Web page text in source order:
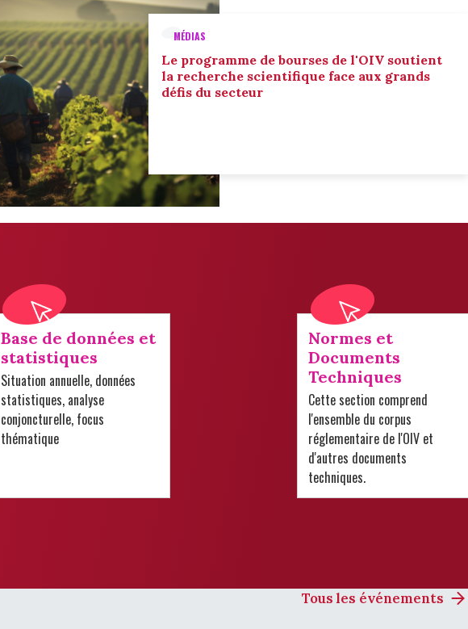
MÉDIAS
Le programme de bourses de l'OIV soutient
la recherche scientifique face aux grands
défis du secteur
Base de données et
statistiques
Situation annuelle, données
statistiques, analyse
conjoncturelle, focus
thématique
Normes et
Documents
Techniques
Cette section comprend
l'ensemble du corpus
réglementaire de l'OIV et
d'autres documents
techniques.
Tous les événements